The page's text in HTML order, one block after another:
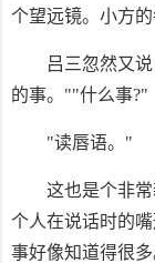
个望远镜。小方
吕三忽然又
的事。""什么事?"
"读唇语。"
这也是个非
个人在说话时的
事好像知道得很